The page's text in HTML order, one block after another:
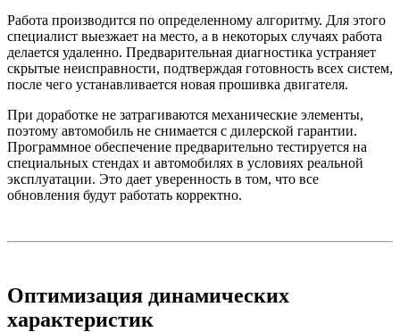
Работа производится по определенному алгоритму. Для этого
специалист выезжает на место, а в некоторых случаях работа
делается удаленно. Предварительная диагностика устраняет
скрытые неисправности, подтверждая готовность всех систем,
после чего устанавливается новая прошивка двигателя.
При доработке не затрагиваются механические элементы,
поэтому автомобиль не снимается с дилерской гарантии.
Программное обеспечение предварительно тестируется на
специальных стендах и автомобилях в условиях реальной
эксплуатации. Это дает уверенность в том, что все
обновления будут работать корректно.
Оптимизация динамических
характеристик